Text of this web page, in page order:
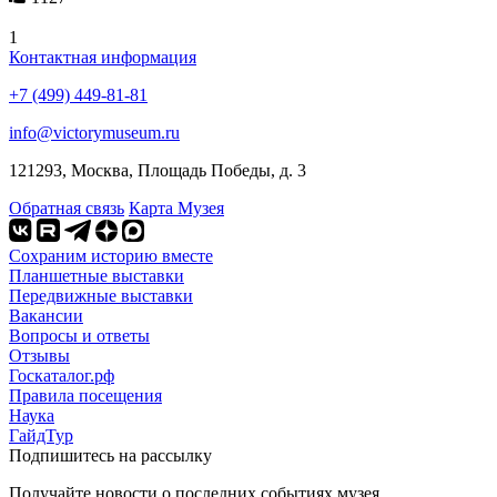
1
Контактная информация
+7 (499) 449-81-81
info@victorymuseum.ru
121293, Москва, Площадь Победы, д. 3
Обратная связь Карта Музея
Сохраним историю вместе
Планшетные выставки
Передвижные выставки
Вакансии
Вопросы и ответы
Отзывы
Госкаталог.рф
Правила посещения
Наука
ГайдТур
Подпишитесь на рассылку
Получайте новости о последних событиях музея